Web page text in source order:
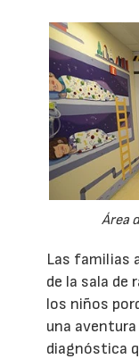
Área
Las familias
de la sala de
los niños
una
diagnóstica